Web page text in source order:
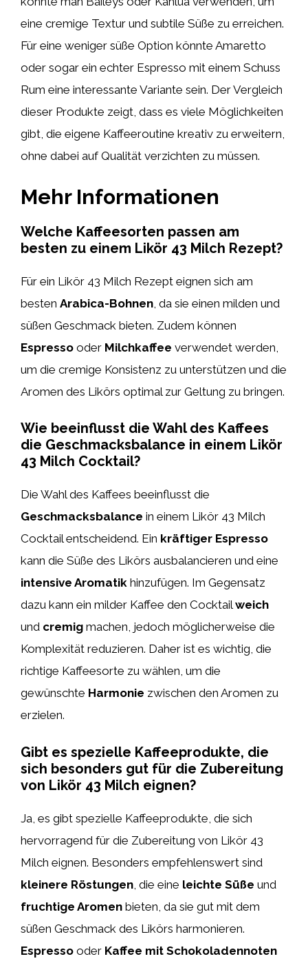
eine cremige Textur und subtile Süße zu erreichen.
Für eine weniger süße Option könnte Amaretto
oder sogar ein echter Espresso mit einem Schuss
Rum eine interessante Variante sein. Der Vergleich
dieser Produkte zeigt, dass es viele Möglichkeiten
gibt, die eigene Kaffeeroutine kreativ zu erweitern,
ohne dabei auf Qualität verzichten zu müssen.
Mehr Informationen
Welche Kaffeesorten passen am
besten zu einem Likör 43 Milch Rezept?
Für ein Likör 43 Milch Rezept eignen sich am
besten Arabica-Bohnen , da sie einen milden und
süßen Geschmack bieten. Zudem können
Espresso oder Milchkaffee verwendet werden,
um die cremige Konsistenz zu unterstützen und die
Aromen des Likörs optimal zur Geltung zu bringen.
Wie beeinflusst die Wahl des Kaffees
die Geschmacksbalance in einem Likör
43 Milch Cocktail?
Die Wahl des Kaffees beeinflusst die
Geschmacksbalance in einem Likör 43 Milch
Cocktail entscheidend. Ein kräftiger Espresso
kann die Süße des Likörs ausbalancieren und eine
intensive Aromatik hinzufügen. Im Gegensatz
dazu kann ein milder Kaffee den Cocktailweich
und cremig machen, jedoch möglicherweise die
Komplexität reduzieren. Daher ist es wichtig, die
richtige Kaffeesorte zu wählen, um die
gewünschte Harmonie zwischen den Aromen zu
erzielen.
Gibt es spezielle Kaffeeprodukte, die
sich besonders gut für die Zubereitung
von Likör 43 Milch eignen?
Ja, es gibt spezielle Kaffeeprodukte, die sich
hervorragend für die Zubereitung von Likör 43
Milch eignen. Besonders empfehlenswert sind
kleinere Röstungen , die eine leichte Süße und
fruchtige Aromen bieten, da sie gut mit dem
süßen Geschmack des Likörs harmonieren.
Espresso oder Kaffee mit Schokoladennoten